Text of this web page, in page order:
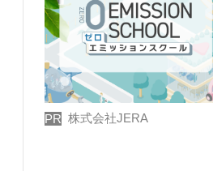
PR 株式会社JERA